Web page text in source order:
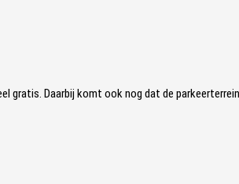
gratis. Daarbij komt ook nog dat de